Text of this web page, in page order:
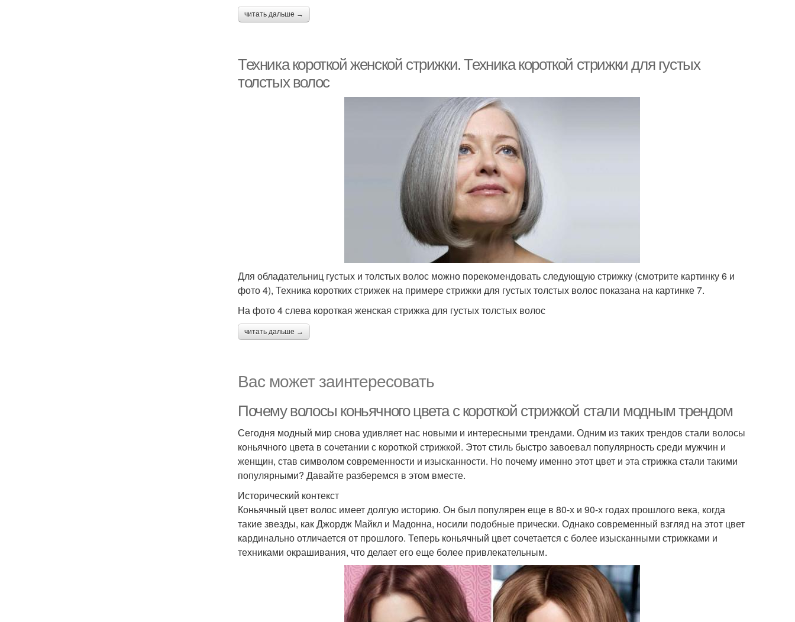
читать дальше →
Техника короткой женской стрижки. Техника короткой стрижки для густых
толстых волос
Для обладательниц густых и толстых волос можно порекомендовать следующую стрижку (смотрите картинку 6 и
фото 4), Техника коротких стрижек на примере стрижки для густых толстых волос показана на картинке 7.
На фото 4 слева короткая женская стрижка для густых толстых волос
читать дальше →
Вас может заинтересовать
Почему волосы коньячного цвета с короткой стрижкой стали модным трендом
Сегодня модный мир снова удивляет нас новыми и интересными трендами. Одним из таких трендов стали волосы
коньячного цвета в сочетании с короткой стрижкой. Этот стиль быстро завоевал популярность среди мужчин и
женщин, став символом современности и изысканности. Но почему именно этот цвет и эта стрижка стали такими
популярными? Давайте разберемся в этом вместе.
Исторический контекст
Коньячный цвет волос имеет долгую историю. Он был популярен еще в 80-х и 90-х годах прошлого века, когда
такие звезды, как Джордж Майкл и Мадонна, носили подобные прически. Однако современный взгляд на этот цвет
кардинально отличается от прошлого. Теперь коньячный цвет сочетается с более изысканными стрижками и
техниками окрашивания, что делает его еще более привлекательным.